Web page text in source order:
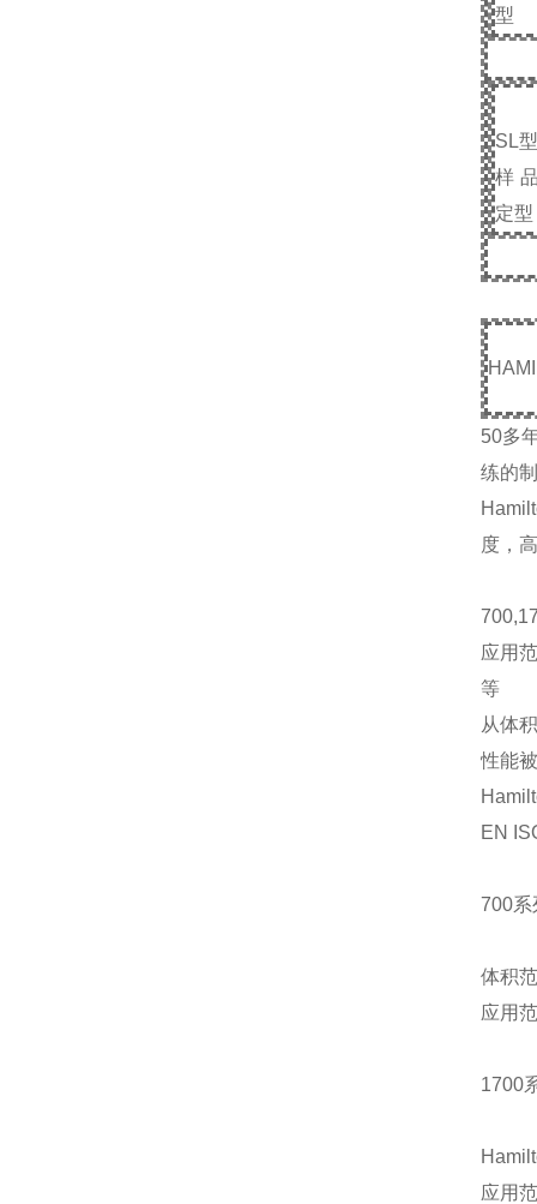
型
SL型
样
定型
50多
练的
度，
应用
等
从体
性能
EN
700系
体积
应用
1700
应用